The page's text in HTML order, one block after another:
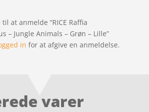
at anmelde “RICE Raffia
– Jungle Animals – Grøn – Lille”
in for at afgive en anmeldelse.
varer